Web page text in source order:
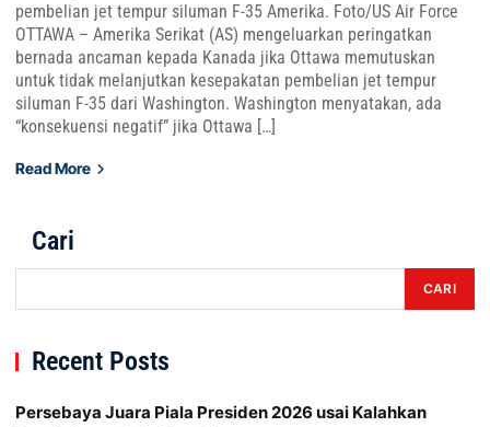
pembelian jet tempur siluman F-35 Amerika. Foto/US Air Force
OTTAWA – Amerika Serikat (AS) mengeluarkan peringatkan
bernada ancaman kepada Kanada jika Ottawa memutuskan
untuk tidak melanjutkan kesepakatan pembelian jet tempur
siluman F-35 dari Washington. Washington menyatakan, ada
“konsekuensi negatif” jika Ottawa […]
Read More
Cari
CARI
Recent Posts
Persebaya Juara Piala Presiden 2026 usai Kalahkan